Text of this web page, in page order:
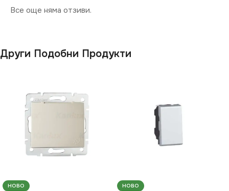
Все още няма отзиви.
Други Подобни Продукти
НОВО НОВО